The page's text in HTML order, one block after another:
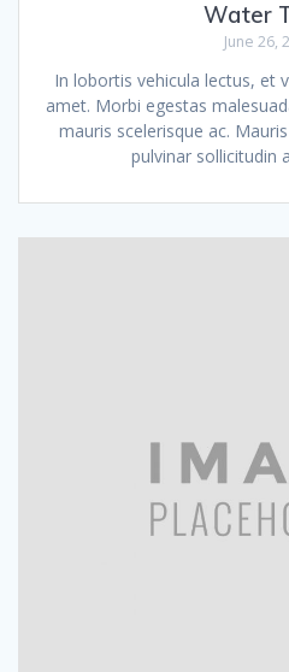
Water
June 26,
In lobortis vehicula lectus, et
amet. Morbi egestas
mauris scelerisque ac.
pulvinar sollicitudin